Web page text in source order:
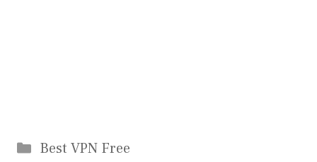
Categories
Best VPN Free